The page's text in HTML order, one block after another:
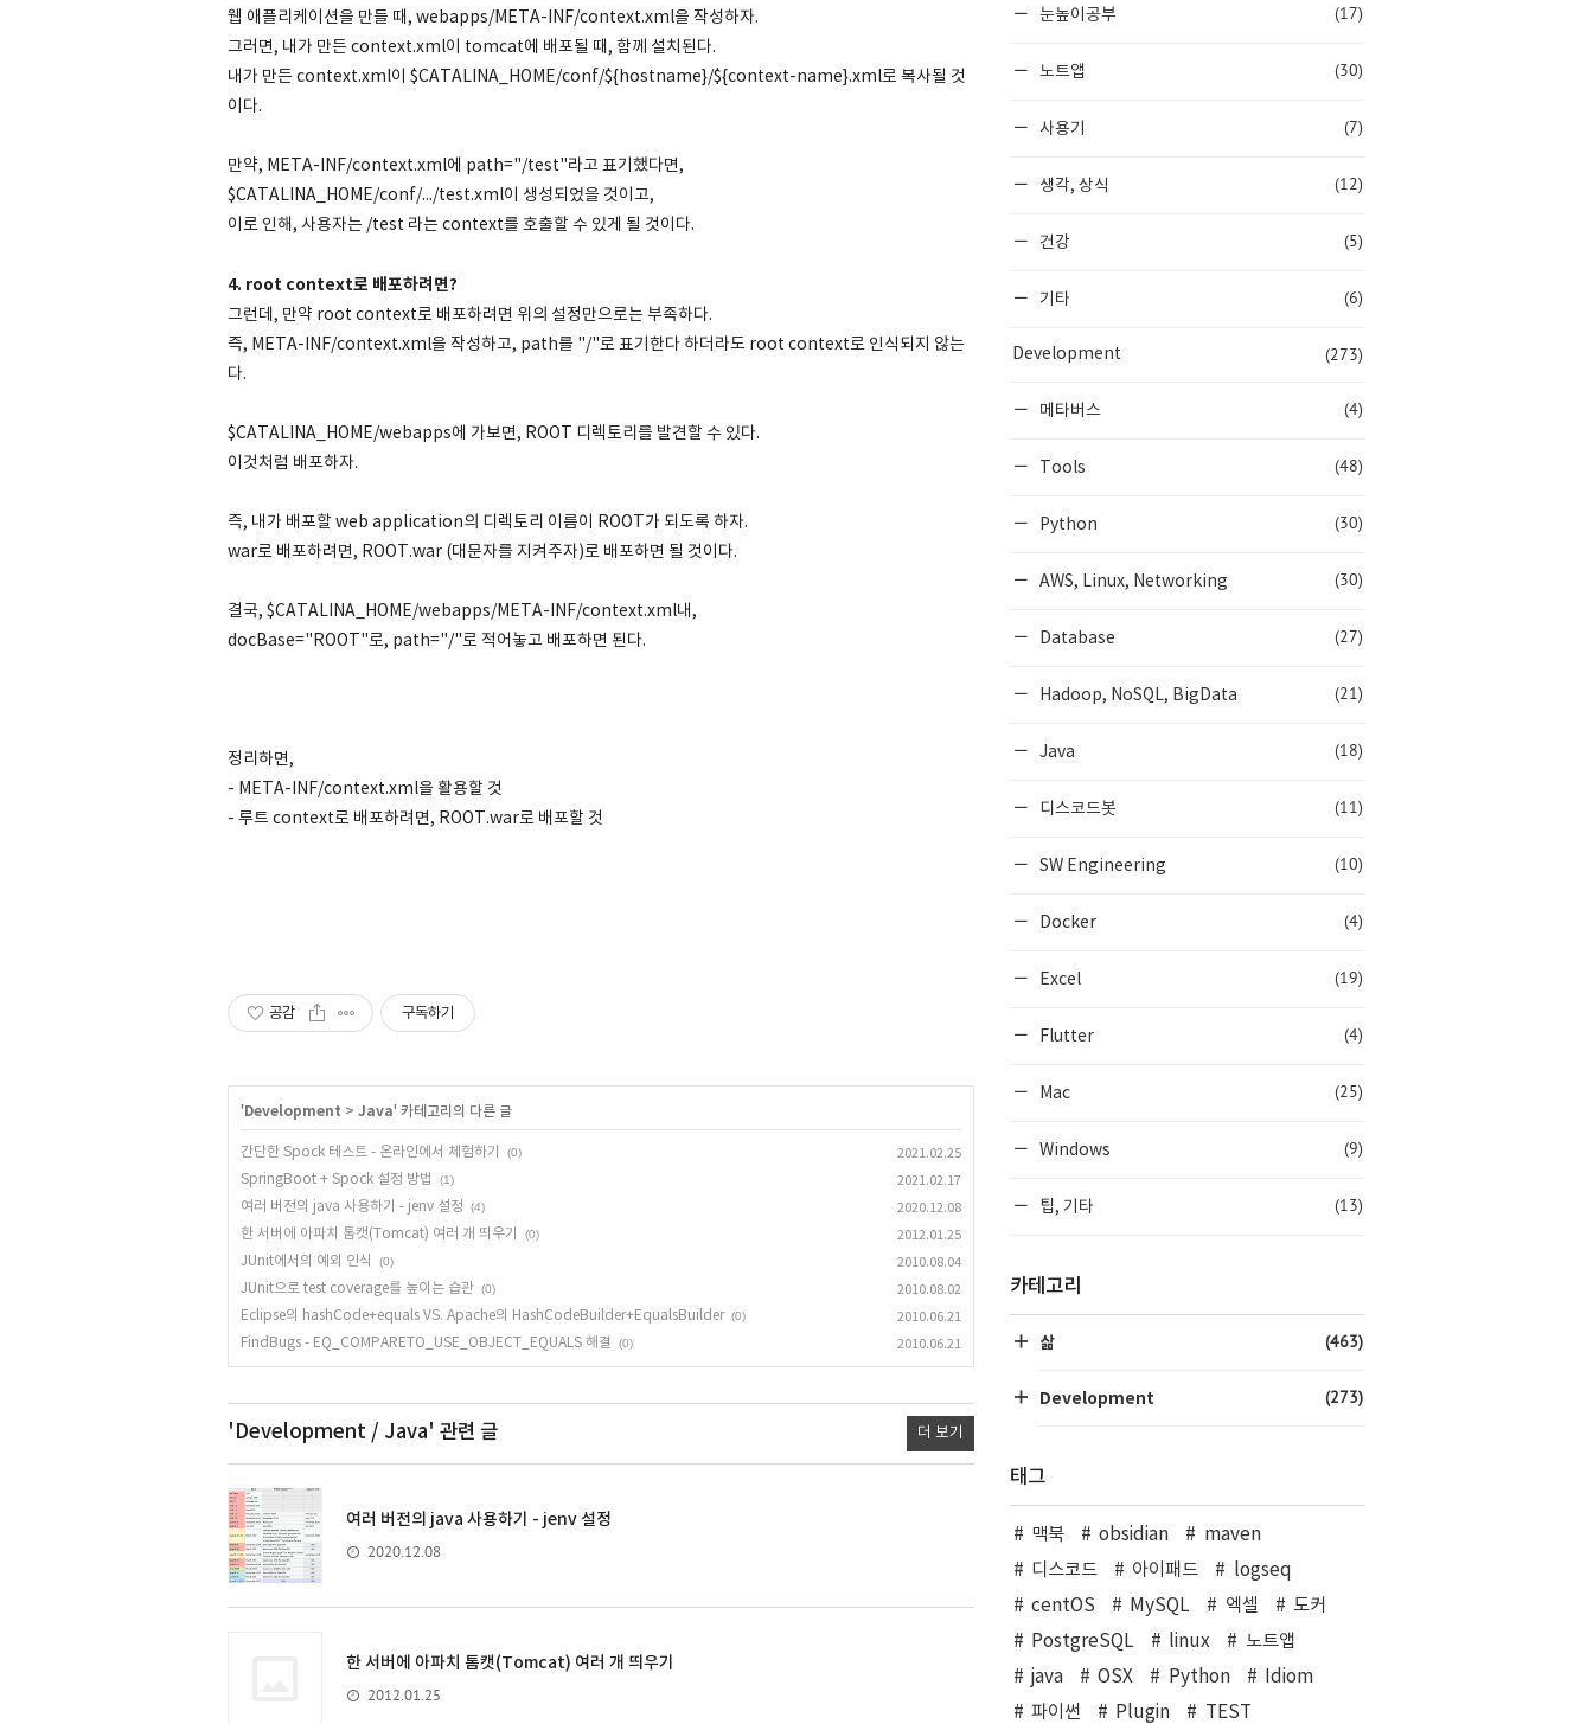
웹 애플리케이션을 만들 때, webapps/META-INF/context.xml을 작성하자.
그러면, 내가 만든 context.xml이 tomcat에 배포될 때, 함께 설치된다.
내가 만든 context.xml이 $CATALINA_HOME/conf/${hostname}/${context-name}.xml로 복사될 것
이다.
만약, META-INF/context.xml에 path="/test"라고 표기했다면,
$CATALINA_HOME/conf/.../test.xml이 생성되었을 것이고,
이로 인해, 사용자는 /test 라는 context를 호출할 수 있게 될 것이다.
4. root context로 배포하려면?
그런데, 만약 root context로 배포하려면 위의 설정만으로는 부족하다.
즉, META-INF/context.xml을 작성하고, path를 "/"로 표기한다 하더라도 root context로 인식되지 않는
다.
$CATALINA_HOME/webapps에 가보면, ROOT 디렉토리를 발견할 수 있다.
이것처럼 배포하자.
즉, 내가 배포할 web application의 디렉토리 이름이 ROOT가 되도록 하자.
war로 배포하려면, ROOT.war (대문자를 지켜주자)로 배포하면 될 것이다.
결국, $CATALINA_HOME/webapps/META-INF/context.xml내,
docBase="ROOT"로, path="/"로 적어놓고 배포하면 된다.
정리하면,
- META-INF/context.xml을 활용할 것
- 루트 context로 배포하려면, ROOT.war로 배포할 것
공감 구독하기
' Development > Java' 카테고리의 다른 글
간단한 Spock 테스트 - 온라인에서 체험하기 (0)
2021.02.25
SpringBoot + Spock 설정 방법
(1)
2021.02.17
여러 버전의 java 사용하기 - jenv 설정
(4)
2020.12.08
한 서버에 아파치 톰캣(Tomcat) 여러 개 띄우기
(0)
2012.01.25
JUnit에서의 예외 인식
(0)
2010.08.04
JUnit으로 test coverage를 높이는 습관 (0)
2010.08.02
Eclipse의 hashCode+equals VS. Apache의 HashCodeBuilder+EqualsBuilder (0)
2010.06.21
FindBugs - EQ_COMPARETO_USE_OBJECT_EQUALS 해결
(0) 2010.06.21
'Development / Java' 관련 글 더 보기
여러 버전의 java 사용하기 - jenv 설정
2020.12.08
한 서버에 아파치 톰캣(Tomcat) 여러 개 띄우기
2012.01.25
눈높이공부 (17)
노트앱 (30)
사용기 (7)
생각, 상식 (12)
건강 (5)
기타 (6)
Development (273)
메타버스 (4)
Tools (48)
Python (30)
AWS, Linux, Networking (30)
Database (27)
Hadoop, NoSQL, BigData (21)
Java (18)
디스코드봇 (11)
SW Engineering (10)
Docker (4)
Excel (19)
Flutter (4)
Mac (25)
Windows (9)
팁, 기타 (13)
카테고리
삶 (463)
Development (273)
태그
맥북 obsidian
maven
디스코드
아이패드
logseq
centOS
MySQL 엑셀
도커
PostgreSQL
linux
노트앱
java
OSX Python
Idiom
파이썬
Plugin TEST